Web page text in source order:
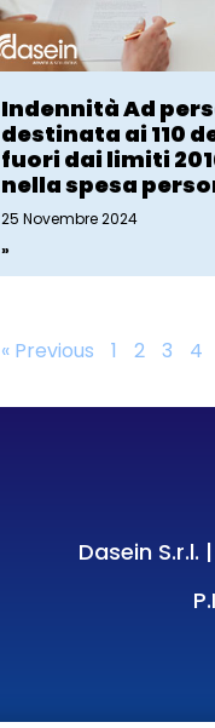
Indennità Ad
destinata ai 110
fuori dai limiti
nella spesa
25 Novembre 2024
»
« Previous 1 2 3 4
Dasein S.r.l.